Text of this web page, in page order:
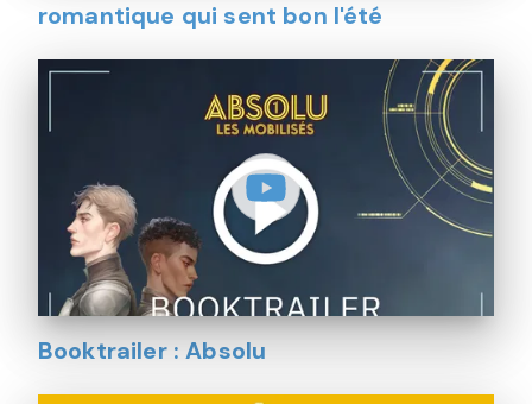
romantique qui sent bon l'été
Booktrailer : Absolu